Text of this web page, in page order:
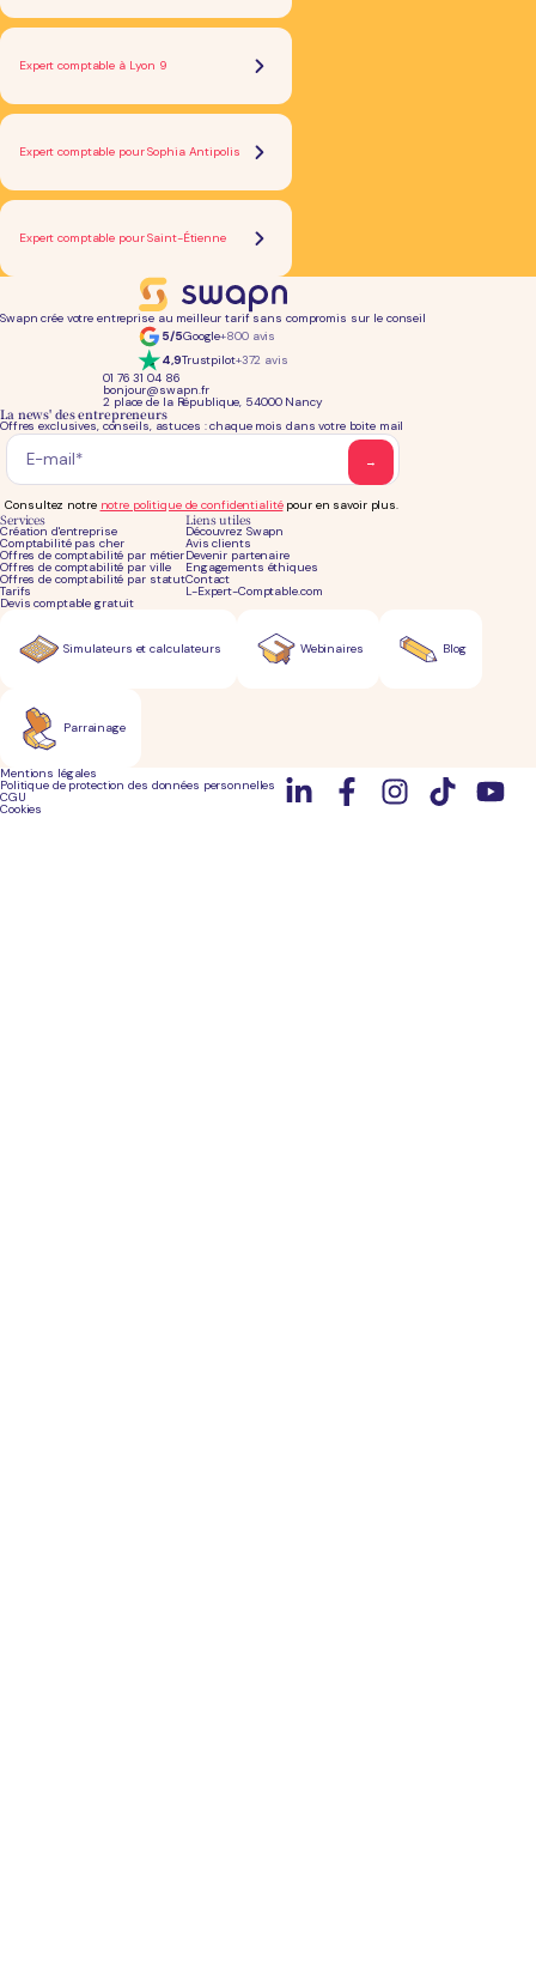
Expert comptable à Lyon 9
Expert comptable pour Sophia Antipolis
Expert comptable pour Saint-Étienne
Swapn crée votre entreprise au meilleur tarif sans compromis sur le conseil
5/5Google+800 avis
4,9Trustpilot+372 avis
01 76 31 04 86
bonjour@swapn.fr
2 place de la République, 54000 Nancy
Services
Création d'entreprise
Comptabilité pas cher
Offres de comptabilité par métier
Offres de comptabilité par ville
Offres de comptabilité par statut
Tarifs
Devis comptable gratuit
Liens utiles
Découvrez Swapn
Avis clients
Devenir partenaire
Engagements éthiques
Contact
L-Expert-Comptable.com
La news' des entrepreneurs
Offres exclusives, conseils, astuces : chaque mois dans votre boite mail
Consultez notre notre politique de confidentialitépour en savoir plus.
Simulateurs et calculateurs Blog
Parrainage
Webinaires
Mentions légales
Politique de protection des données personnelles
CGU
Cookies